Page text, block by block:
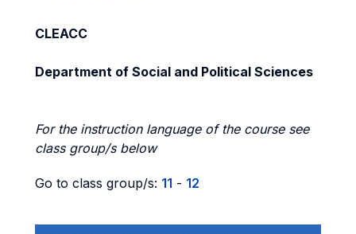
CLEACC
Department of Social and Political Sciences
For the instruction language of the course see
class group/s below
Go to class group/s: 11 - 12